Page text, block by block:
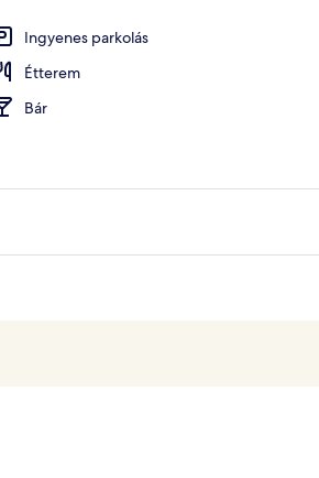
Ingyenes parkolás
Étterem
Bár